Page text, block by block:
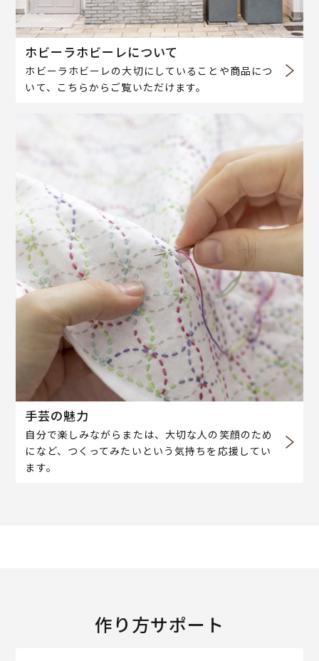
ホビーラホビーレについて
ホビーラホビーレの大切にしていることや商品につ
いて、こちらからご覧いただけます。
手芸の魅力
自分で楽しみながらまたは、大切な人の笑顔のため
になど、つくってみたいという気持ちを応援してい
ます。
作り方サポート